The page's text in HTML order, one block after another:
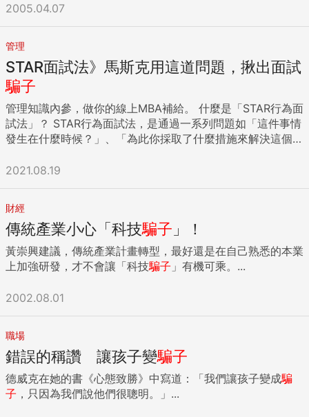
事情要討論。兩人幾週前才達成共識：他們的慈善基金會將合
作在巴基斯坦推行計畫生育方案（family-planning
program）。納克維似乎正是蓋茲尋覓的人，有錢但關心窮
人。 納克維也對蓋茲有所求。他們可以聯手改變亞非數百萬最
底層窮人的生活，不是靠給錢， 而是建立一檔新的大規模私募
股權基金，投資新興市場的醫院和診所。蓋茲目前也有投資一
檔非洲醫療保健基金，該基金的問題是規模太小，無法真正發
揮影響力。於是誕生了阿布拉吉集團成長市場醫療基金
（Growth Markets Health Fund）的構想。 餐會後數日，中
聞。新聞報導還附上一張照片，蓋茲穿西裝打領帶，微笑但不
要的共同投資夥伴關係，同時也代表一種很有智慧的合作方
式，未來的發展無可限量。」 醫療基金逐漸擴大 有了蓋茲這
位投資人和盟友，對納克維是意料之外的重大成功。此人身價
670億美元，比肯亞一整個國家還有錢，有他的支持，對其他
投資人具有絕佳的宣傳效果。納克維對於他和微軟創辦人的關
維在達沃斯的世界經濟論壇介紹新醫療保健基金的計畫。全球
醫療產業最重要的兩個人也參加會議：荷蘭皇家飛利浦公司
（Royal Philips Electronics）的執行長萬豪敦（Frans Van
Houten），美敦力（Medtronic）的執行長奧馬爾．伊什拉克
（Omar Ishrak）。兩人領導世界兩大醫療保健公司，市值加
起來將近1千億美元。 對飛利浦和美敦力而言，這是明顯的好
機會。若能與蓋茲基金會一起投資該基金，他們將有更多機會
2005.04.07
管理
STAR面試法》馬斯克用這道問題，揪出面試
騙子
管理知識內參，做你的線上MBA補給。 什麼是「STAR行為面
試法」？ STAR行為面試法，是通過一系列問題如「這件事情
發生在什麼時候？」、「為此你採取了什麼措施來解決這個問
能力、性格具體化，更全面性蒐集履歷以外的內容。 STAR是
T＝任務（Task） ：在上述情況下，需要完成什麼樣的任務？
A＝行動 （Action）：你採取了什麼行動來解決問題？ R＝結
果（Result） ： 最終得到了什麼樣的成果？給組織、客戶帶來
什麼樣的好處？ 「STAR行為面試法」給管理者的啟示 據人力
銀行調查顯示，若人資或管理者因未具備招募技巧而「看走
價。 然而，求職者履歷上的內容多是工作成果、成績，較簡單
空泛。且每個人都可能在面試場合吹噓自己多厲害，往往等到
求職者錄取並工作一段時間後，雇主才能真正知道員工有多少
本事。 因此，管理者在面試時，就需要了解求職者如何做出這
樣的成績、採取了什麼樣的具體方法，提升招募人才的精準
度，把對的人放在對的位子上。 而人的思考與做事方法通常是
具有慣性的，過去的行為可以較好預測將來的工作績效。透過
2021.08.19
財經
傳統產業小心「科技騙子 」！
黃崇興建議，傳統產業計畫轉型，最好還是在自己熟悉的本業
上加強研發，才不會讓「科技騙子 」有機可乘。...
2002.08.01
職場
錯誤的稱讚 讓孩子變騙子
德威克在她的書《心態致勝》中寫道：「我們讓孩子變成騙
子 ，只因為我們說他們很聰明。」...